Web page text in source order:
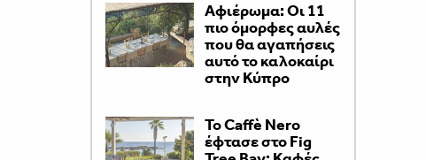
Αφιέρωμα: Οι 11
πιο όμορφες αυλές
που θα αγαπήσεις
αυτό το καλοκαίρι
στην Κύπρο
Το Caffè Nero
έφτασε στο Fig